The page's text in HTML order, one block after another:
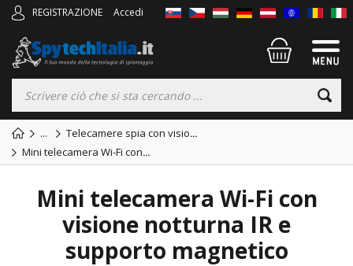
REGISTRAZIONE Accedi
... Telecamere spia con visio...
Mini telecamera Wi-Fi con...
Mini telecamera Wi-Fi con
visione notturna IR e
supporto magnetico